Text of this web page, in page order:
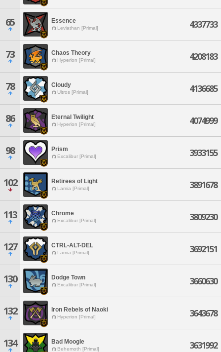
65 Essence
Leviathan [Primal] 4337733
73 Chaos Theory
Hyperion [Primal] 4208183
78 Cloudy
Ultros [Primal] 4136685
86 Eternal Twilight
Hyperion [Primal] 4074999
98 Prism
Excalibur [Primal] 3933155
102 Retirees of Light
Lamia [Primal] 3891678
113 Chrome
Excalibur [Primal] 3809230
127 CTRL-ALT-DEL
Lamia [Primal] 3692151
130 Dodge Town
Excalibur [Primal] 3660630
132 Iron Rebels of Naoki
Hyperion [Primal] 3643678
134 Bad Moogle
Behemoth [Primal] 3631992